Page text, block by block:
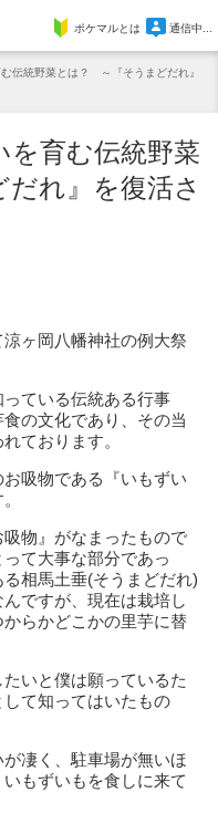
ポケマルとは 通信中...
伝統野菜とは？ ～『そうまどだれ』
を育む伝統野菜
れ』を復活さ
ヶ岡八幡神社の例大祭
ている伝統ある行事
の文化であり、その当
ております。
吸物である『いもずい
吸物』がなまったもので
て大事な部分であっ
相馬土垂(そうまどだれ)
ですが、現在は栽培し
らかどこかの里芋に替
いと僕は願っているた
て知ってはいたもの
凄く、駐車場が無いほ
もずいもを食しに来て